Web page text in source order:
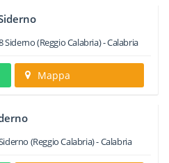
Siderno(Reggio Calabria) -Calabria
Mappa
(Reggio Calabria) -Calabria